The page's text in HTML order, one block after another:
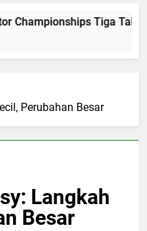
Tiga Tahun
Perubahan Besar
Langkah
Besar